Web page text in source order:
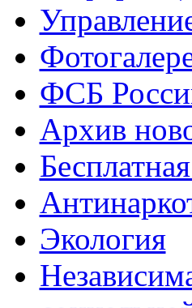
ФСБ
Архив
Экология